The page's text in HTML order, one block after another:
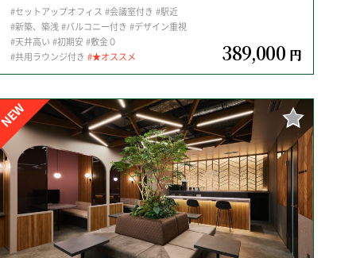
#セットアップオフィス #会議室付き #駅近
#新築、築浅#バルコニー付き #デザイン重視
#天井高い #初期安 #敷金０
#共用ラウンジ付き #★オススメ 389,000 円